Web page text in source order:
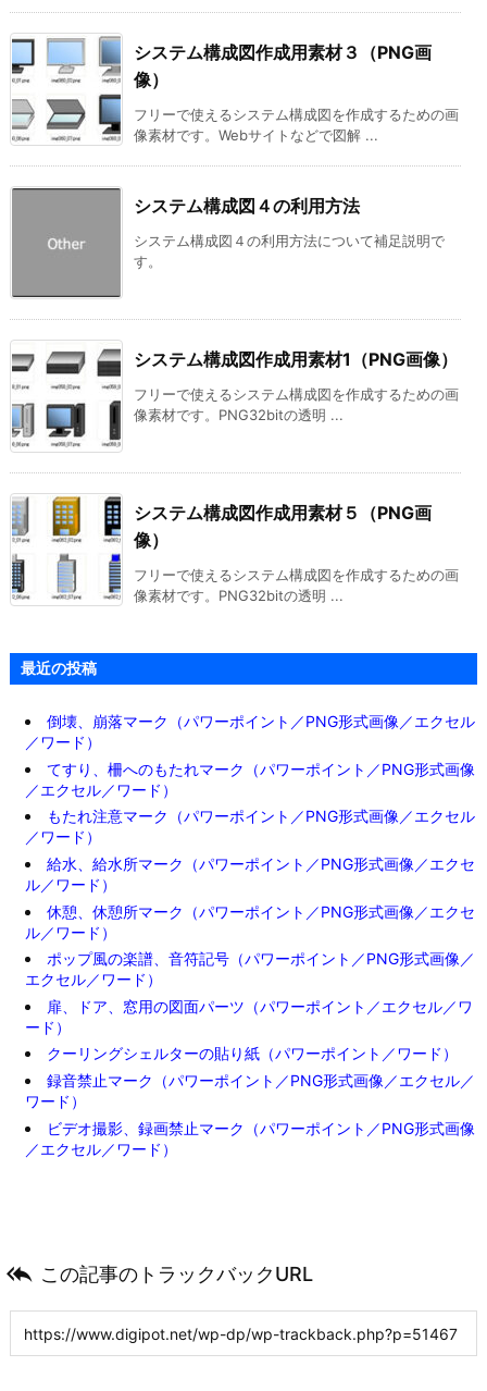
システム構成図作成用素材３（PNG画
像）
フリーで使えるシステム構成図を作成するための画
像素材です。Webサイトなどで図解 ...
システム構成図４の利用方法
システム構成図４の利用方法について補足説明で
す。
システム構成図作成用素材1（PNG画像）
フリーで使えるシステム構成図を作成するための画
像素材です。PNG32bitの透明 ...
システム構成図作成用素材５（PNG画
像）
フリーで使えるシステム構成図を作成するための画
像素材です。PNG32bitの透明 ...
最近の投稿
倒壊、崩落マーク（パワーポイント／PNG形式画像／エクセル
／ワード）
てすり、柵へのもたれマーク（パワーポイント／PNG形式画像
／エクセル／ワード）
もたれ注意マーク（パワーポイント／PNG形式画像／エクセル
／ワード）
給水、給水所マーク（パワーポイント／PNG形式画像／エクセ
ル／ワード）
休憩、休憩所マーク（パワーポイント／PNG形式画像／エクセ
ル／ワード）
ポップ風の楽譜、音符記号（パワーポイント／PNG形式画像／
エクセル／ワード）
扉、ドア、窓用の図面パーツ（パワーポイント／エクセル／ワ
ード）
クーリングシェルターの貼り紙（パワーポイント／ワード）
録音禁止マーク（パワーポイント／PNG形式画像／エクセル／
ワード）
ビデオ撮影、録画禁止マーク（パワーポイント／PNG形式画像
／エクセル／ワード）
 この記事のトラックバックURL